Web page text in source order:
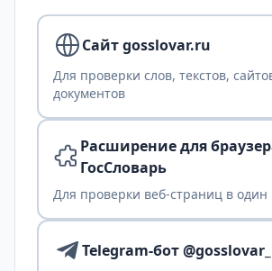
Сайт gosslovar.ru
Для проверки слов, текстов,
документов
Расширение для
ГосСловарь
Для проверки веб-страниц в один
Telegram-бот